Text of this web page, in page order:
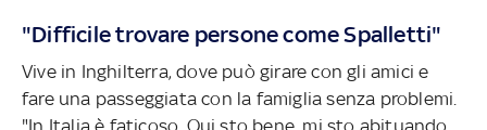
"Difficile trovare persone come Spalletti"
Vive in Inghilterra, dove può girare con gli amici e
fare una passeggiata con la famiglia senza problemi.
"In Italia è faticoso. Qui sto bene, mi sto abituando